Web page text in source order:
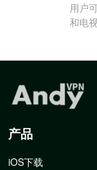
用户
和电
产品
iOS下载